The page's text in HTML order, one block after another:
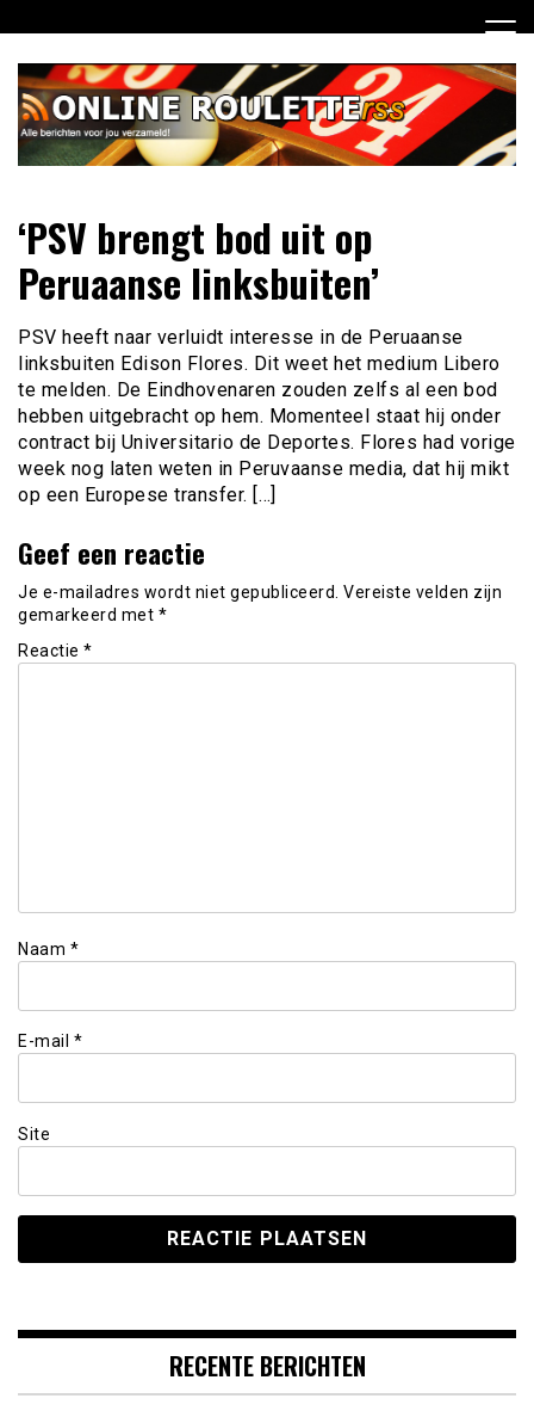
naar
inhoud
Online Roulette RSS
verzameld
‘PSV brengt bod uit op
Peruaanse linksbuiten’
PSV heeft naar verluidt interesse in de Peruaanse
linksbuiten Edison Flores. Dit weet het medium Libero
te melden. De Eindhovenaren zouden zelfs al een bod
hebben uitgebracht op hem. Momenteel staat hij onder
contract bij Universitario de Deportes. Flores had vorige
week nog laten weten in Peruvaanse media, dat hij mikt
op een Europese transfer. […]
Geef een reactie
Je e-mailadres wordt niet gepubliceerd. Vereiste velden zijn
gemarkeerd met *
Reactie *
Naam *
E-mail *
Site
RECENTE BERICHTEN